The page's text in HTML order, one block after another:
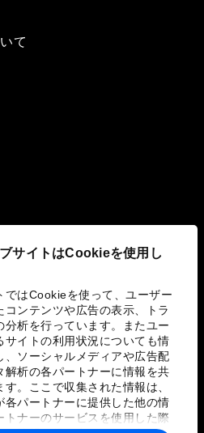
サイトはCookieを使用し
ではCookieを使って、ユーザー
コンテンツや広告の表示、トラ
分析を行っています。またユー
サイトの利用状況についても情
、ソーシャルメディアや広告配
解析の各パートナーに情報を共
す。ここで収集された情報は、
各パートナーに提供した他の情
トナーのサービスを使用した際
て
組み